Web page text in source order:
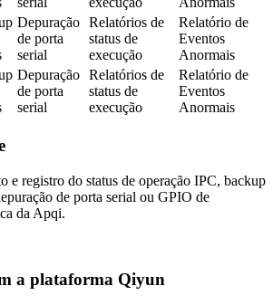
Depuração
de porta
serial
Relatórios de
status de
execução
Relatório de
Eventos
Anormais
Depuração
de porta
serial
Relatórios de
status de
execução
Relatório de
Eventos
Anormais
e registro do status de operação IPC, backup
de porta serial ou GPIO de
da Apqi.
a plataforma Qiyun